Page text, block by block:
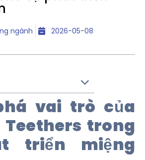
ngành 2026-05-08
vai trò của
Teethers trong
triển miệng